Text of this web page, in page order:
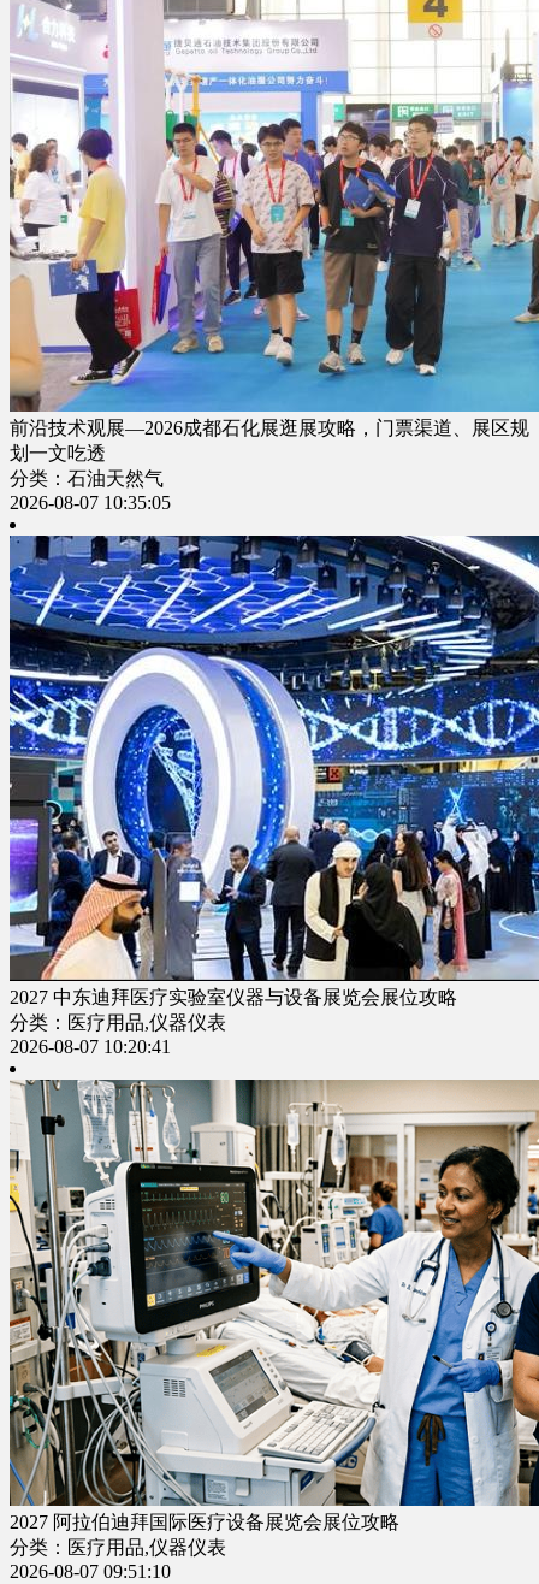
前沿技术观展—2026成都石化展逛展攻略，门票渠道、展区规
划一文吃透
分类：石油天然气
2026-08-07 10:35:05
2027 中东迪拜医疗实验室仪器与设备展览会展位攻略
分类：医疗用品,仪器仪表
2026-08-07 10:20:41
2027 阿拉伯迪拜国际医疗设备展览会展位攻略
分类：医疗用品,仪器仪表
2026-08-07 09:51:10